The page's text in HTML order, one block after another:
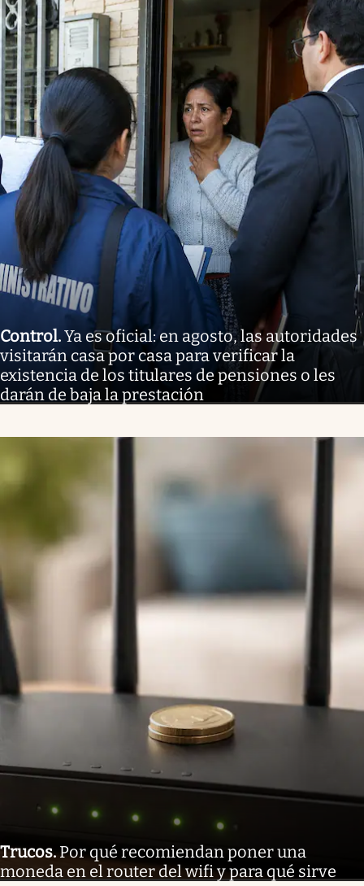
Control.Ya es oficial: en agosto, las autoridades
visitarán casa por casa para verificar la
existencia de los titulares de pensiones o les
darán de baja la prestación
Trucos.Por qué recomiendan poner una
moneda en el router del wifi y para qué sirve